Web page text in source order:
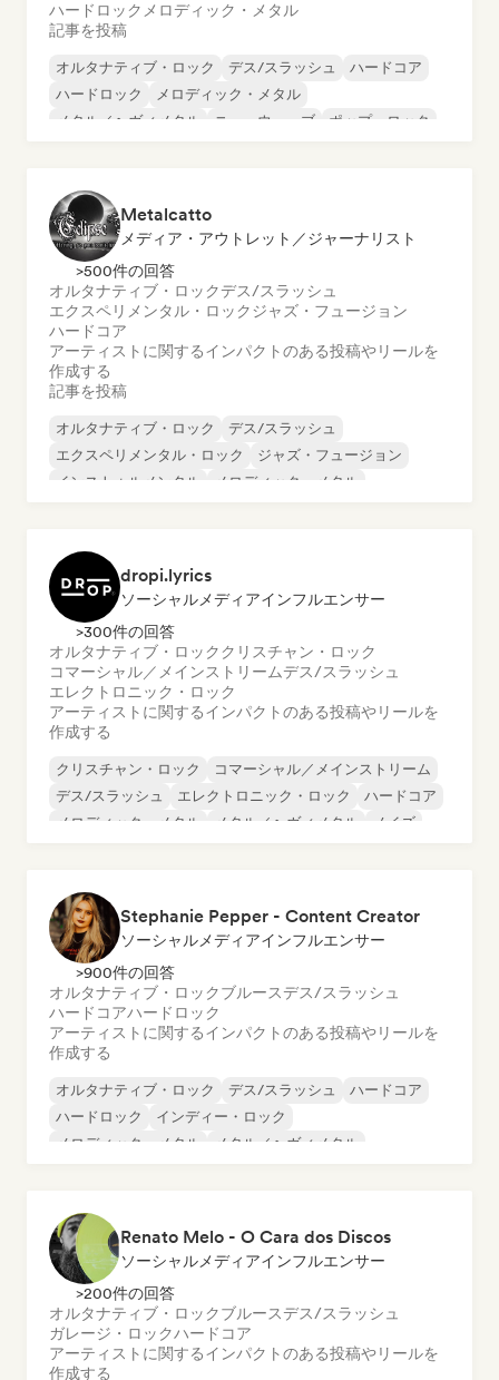
ハードロック メロディック・メタル
記事を投稿
オルタナティブ・ロック デス/スラッシュ
ハードコア
ハードロック
メロディック・メタル
メタル／ヘヴィメタル
ニューウェーブ ポップ・ロック
Metalcatto
メディア・アウトレット／ジャーナリスト
>500件の回答
オルタナティブ・ロックデス/スラッシュ
エクスペリメンタル・ロックジャズ・フュージョン
ハードコア
アーティストに関するインパクトのある投稿やリールを
作成する
記事を投稿
オルタナティブ・ロック
デス/スラッシュ
エクスペリメンタル・ロック
ジャズ・フュージョン
インストゥルメンタル
メロディック・メタル
dropi.lyrics
ソーシャルメディアインフルエンサー
>300件の回答
オルタナティブ・ロッククリスチャン・ロック
コマーシャル／メインストリームデス/スラッシュ
エレクトロニック・ロック
アーティストに関するインパクトのある投稿やリールを
作成する
クリスチャン・ロック
コマーシャル／メインストリーム
デス/スラッシュ
エレクトロニック・ロック
ハードコア
メロディック・メタル
メタル／ヘヴィメタル ノイズ
Stephanie Pepper - Content Creator
ソーシャルメディアインフルエンサー
>900件の回答
オルタナティブ・ロックブルースデス/スラッシュ
ハードコアハードロック
アーティストに関するインパクトのある投稿やリールを
作成する
オルタナティブ・ロック デス/スラッシュ
ハードコア
ハードロック
インディー・ロック
メロディック・メタル
メタル／ヘヴィメタル
Renato Melo - O Cara dos Discos
ソーシャルメディアインフルエンサー
>200件の回答
オルタナティブ・ロックブルースデス/スラッシュ
ガレージ・ロックハードコア
アーティストに関するインパクトのある投稿やリールを
作成する